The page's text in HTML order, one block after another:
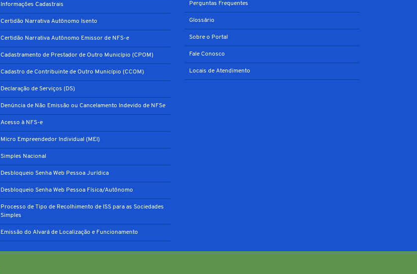
Informações Cadastrais
Certidão Narrativa Autônomo Isento
Certidão Narrativa Autônomo Emissor de NFS-e
Cadastramento de Prestador de Outro Município (CPOM)
Cadastro de Contribuinte de Outro Município (CCOM)
Declaração de Serviços (DS)
Denúncia de Não Emissão ou Cancelamento Indevido de NFSe
Acesso à NFS-e
Micro Empreendedor Individual (MEI)
Simples Nacional
Desbloqueio Senha Web Pessoa Jurídica
Desbloqueio Senha Web Pessoa Física/Autônomo
Processo de Tipo de Recolhimento de ISS para as Sociedades
Simples
Emissão do Alvará de Localização e Funcionamento
Perguntas Frequentes
Glossário
Sobre o Portal
Fale Conosco
Locais de Atendimento